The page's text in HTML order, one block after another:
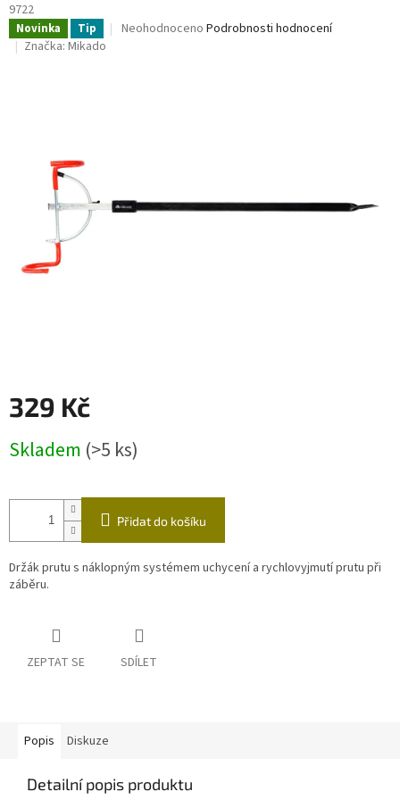
9722
Novinka Tip
Průměrné
Neohodnoceno Podrobnosti hodnocení
Značka: Mikado
329 Kč
cena:
Skladem (>5 ks)
Přidat do košíku
Držák prutu s náklopným systémem uchycení a rychlovyjmutí prutu při
záběru.
ZEPTAT SE SDÍLET
Popis Diskuze
Detailní popis produktu